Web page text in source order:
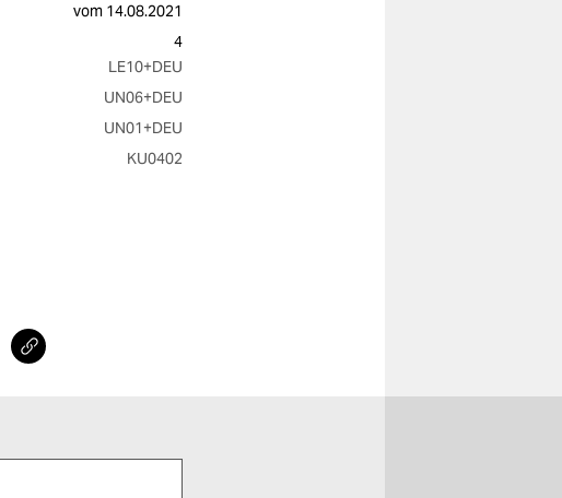
vom 14.08.2021
4
LE10+DEU
UN06+DEU
UN01+DEU
KU0402